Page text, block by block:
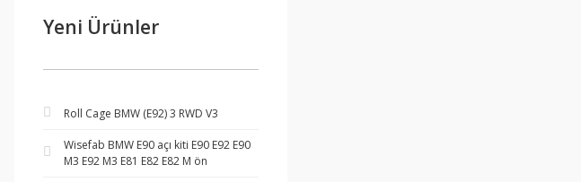
Yeni Ürünler
Roll Cage BMW (E92) 3 RWD V3
Wisefab BMW E90 açı kiti E90 E92 E90
M3 E92 M3 E81 E82 E82 M ön